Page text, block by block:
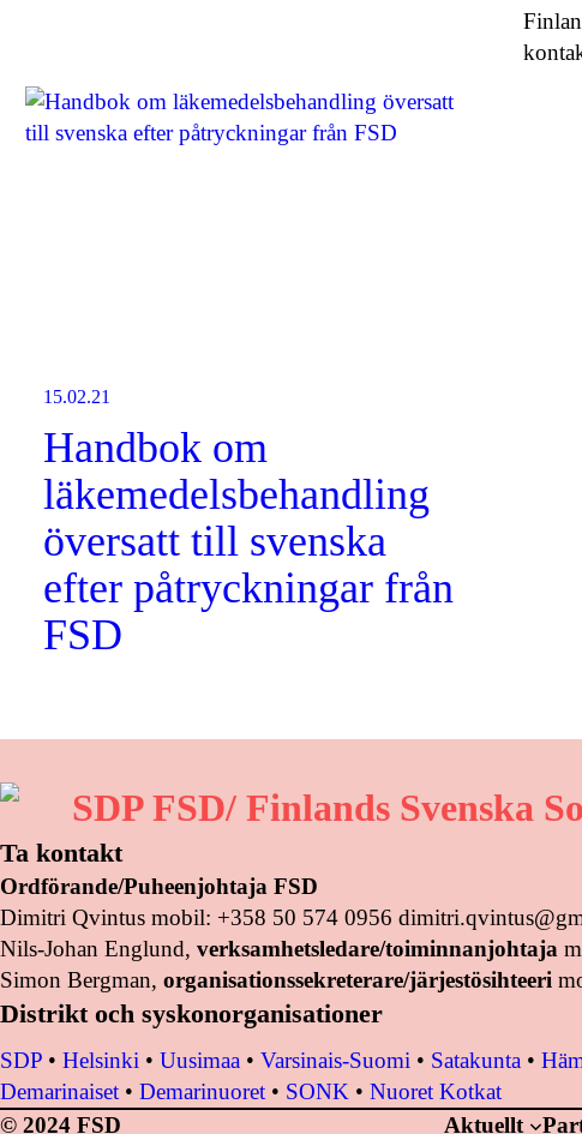
15.02.21
Handbok om
läkemedelsbehandling
översatt till svenska
efter påtryckningar från
FSD
SDP FSD/ Finlands Svenska
Ta kontakt
Ordförande/Puheenjohtaja FSD
Dimitri Qvintus mobil: +358 50 574 0956
Nils-Johan Englund, verksamhetsledare/toiminnanjohtaja
Simon Bergman, organisationssekreterare/järjestösihteeri
Distrikt och syskonorganisationer
SDP • Helsinki • Uusimaa • Varsinais-Suomi • Satakunta •
Demarinaiset • Demarinuoret • SONK • Nuoret Kotkat
© 2024 FSD
Aktuellt